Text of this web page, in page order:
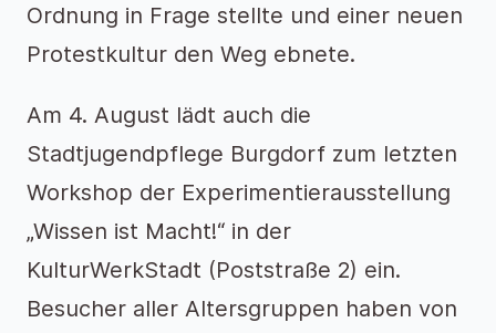
Ordnung in Frage stellte und einer neuen
Protestkultur den Weg ebnete.
Am 4. August lädt auch die
Stadtjugendpflege Burgdorf zum letzten
Workshop der Experimentierausstellung
„Wissen ist Macht!“ in der
KulturWerkStadt (Poststraße 2) ein.
Besucher aller Altersgruppen haben von